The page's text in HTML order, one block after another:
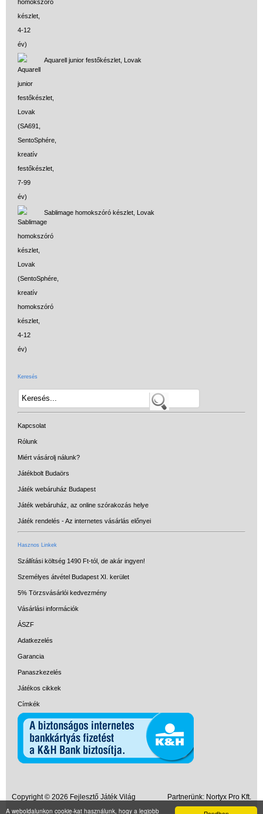
A weboldalunkon cookie-kat használunk, hogy a legjobb
Aquarell junior festőkészlet, Lovak
Sablimage homokszóró készlet, Lovak
Keresés
Kapcsolat
Rólunk
Miért vásárolj nálunk?
Játékbolt Budaörs
Játék webáruház Budapest
Játék webáruház, az online szórakozás helye
Játék rendelés - Az internetes vásárlás előnyei
Hasznos Linkek
Szállítási költség 1490 Ft-tól, de akár ingyen!
Személyes átvétel Budapest XI. kerület
5% Törzsvásárlói kedvezmény
Vásárlási információk
ÁSZF
Adatkezelés
Garancia
Panaszkezelés
Játékos cikkek
Címkék
Copyright © 2026 Fejlesztő Játék Világ Partnerünk: Nortyx Pro Kft.
MayaPhoto